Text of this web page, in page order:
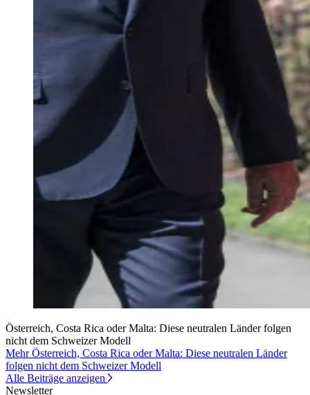
Österreich, Costa Rica oder Malta: Diese neutralen Länder folgen
nicht dem Schweizer Modell
Mehr Österreich, Costa Rica oder Malta: Diese neutralen Länder
folgen nicht dem Schweizer Modell
Alle Beiträge anzeigen
Newsletter